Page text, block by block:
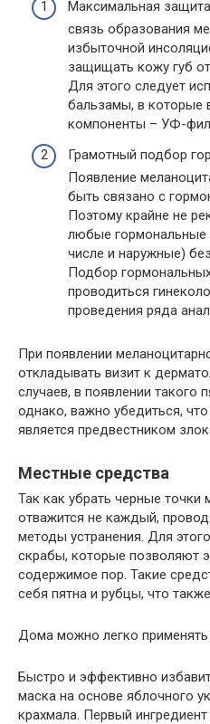
Максимальная
связь образования
избыточной
защищать кожу губ
Для этого следует
бальзамы, в
компоненты – УФ-
Грамотный подбор
Появление
быть связано с
Поэтому крайне не
любые гормональные
числе и наружные)
Подбор
проводиться
проведения ряда
При появлении
откладывать визит к
случаев, в появлении такого
однако, важно убедиться,
является предвестником
Местные средства
Так как убрать черные
отважится не каждый,
методы устранения. Для
скрабы, которые позволяют
содержимое пор. Такие
себя пятна и рубцы, что
Дома можно легко
Быстро и эффективно
маска на основе яблочного
крахмала. Первый